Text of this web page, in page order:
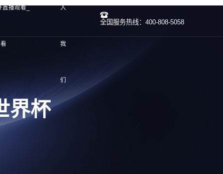
直播观看_ 入
我
们
全国服务热线：400-808-5058
界杯